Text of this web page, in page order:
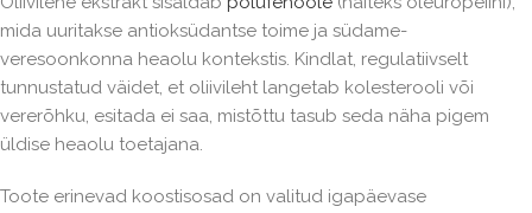
mida uuritakse antioksüdantse toime ja südame-
veresoonkonna heaolu kontekstis. Kindlat, regulatiivselt
tunnustatud väidet, et oliivileht langetab kolesterooli või
vererõhku, esitada ei saa, mistõttu tasub seda näha pigem
üldise heaolu toetajana.
Toote erinevad koostisosad on valitud igapäevase